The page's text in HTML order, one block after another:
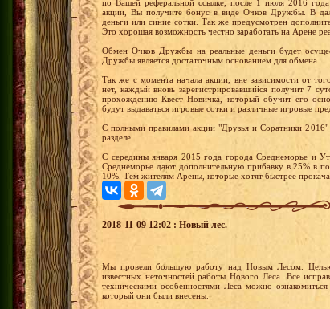
по Вашей реферальной ссылке, после 1 июля 2016
акции, Вы получите бонус в виде Очков Дружбы. В
деньги или синие сотки. Так же предусмотрен
Это хорошая возможность честно заработать на Арене
Обмен Очков Дружбы на реальные деньги будет
Дружбы является достаточным основанием для обмена.
Так же с момента начала акции, вне зависимости от
нет, каждый вновь зарегистрировавшийся получит 7
прохождению Квест Новичка, который обучит его
будут выдаваться игровые сотки и различные игровые
С полными правилами акции "Друзья и Соратники
разделе.
С середины января 2015 года города Среднеморье и
Среднеморье дают дополнительную прибавку в 25% в
10%. Тем жителям Арены, которые хотят быстрее
2018-11-09 12:02 : Новый лес.
Мы провели большую работу над Новым Лесом.
известных неточностей работы Нового Леса. Все
техническими особенностями Леса можно
который они были внесены.